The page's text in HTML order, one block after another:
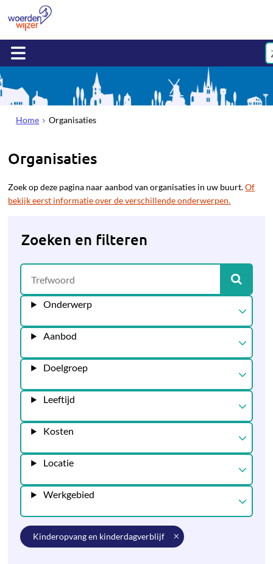
Home Organisaties
Organisaties
Zoek op deze pagina naar aanbod van organisaties in uw buurt.Of
bekijk eerst informatie over de verschillende onderwerpen.
Zoeken en filteren
Onderwerp
Aanbod
Doelgroep
Leeftijd
Kosten
Locatie
Werkgebied
kinderopvang en kinderdagverblijf